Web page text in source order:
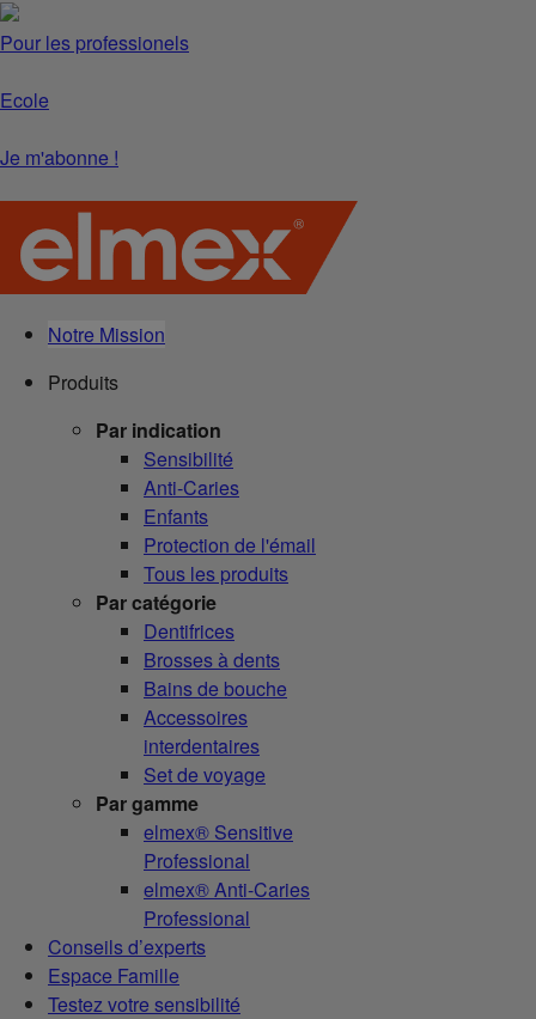
Pour les professionels
Ecole
Je m'abonne !
Notre Mission
Produits
Par indication
Sensibilité
Anti-Caries
Enfants
Protection de l'émail
Tous les produits
Par catégorie
Dentifrices
Brosses à dents
Bains de bouche
Accessoires
interdentaires
Set de voyage
Par gamme
elmex® Sensitive
Professional
elmex® Anti-Caries
Professional
Conseils d’experts
Espace Famille
Testez votre sensibilité